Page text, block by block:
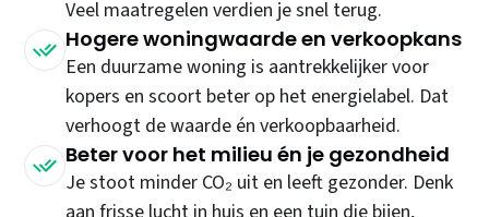
Veel maatregelen verdien je snel terug.
Hogere woningwaarde en verkoopkans
Een duurzame woning is aantrekkelijker voor
kopers en scoort beter op het energielabel. Dat
verhoogt de waarde én verkoopbaarheid.
Beter voor het milieu én je gezondheid
Je stoot minder CO₂ uit en leeft gezonder. Denk